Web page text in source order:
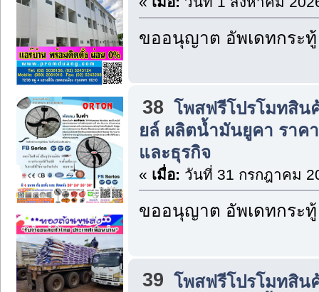
ขออนุญาต อัพเดทกระทู้
38 โพสฟรีโปรโมทสิน
ยล์ ผลิตน้ำมันยูคา ราค
และธุรกิจ
« เมื่อ: วันที่ 31 กรกฎาคม
ขออนุญาต อัพเดทกระทู้
39 โพสฟรีโปรโมทสิน